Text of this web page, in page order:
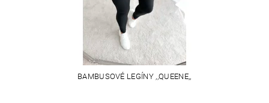
BAMBUSOVÉ LEGÍNY ,,QUEENE,,